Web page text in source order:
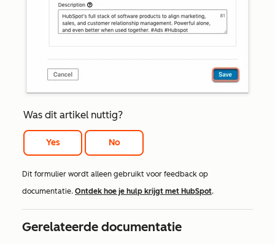
Was dit artikel nuttig?
Yes No
Dit formulier wordt alleen gebruikt voor feedback op
documentatie. Ontdek hoe je hulp krijgt met HubSpot.
Gerelateerde documentatie